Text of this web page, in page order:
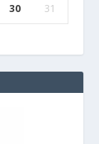
30
31